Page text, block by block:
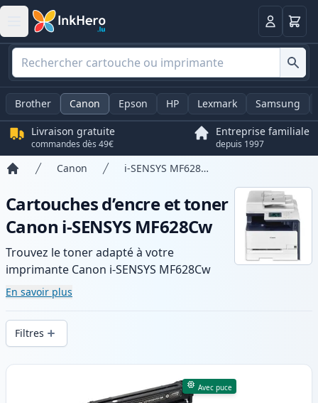
Panier
Brother Canon Epson HP Lexmark Samsung
Livraison gratuite
commandes dès 49€
Entreprise familiale
depuis 1997
Canon i-SENSYS MF628Cw
Cartouches d’encre et toner
Canon i-SENSYS MF628Cw
Trouvez le toner adapté à votre
imprimante Canon i-SENSYS MF628Cw
avec notre gamme de cartouches
compatibles et haute capacité. Profitez
d’une qualité d’impression constante et
d’une livraison rapide depuis un stock
En savoir plus
Filtres
Produits
Avec puce